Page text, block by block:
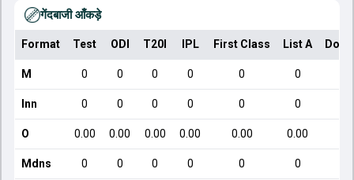
गेंदबाजी आँकड़े
Format Test ODI T20I IPL First Class List A
M 0 0 0 0 0 0
Inn 0 0 0 0 0 0
O 0.00 0.00 0.00 0.00 0.00 0.00
Mdns 0 0 0 0 0 0